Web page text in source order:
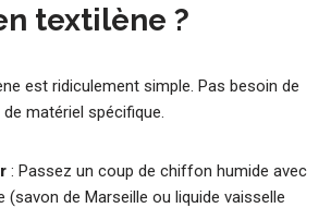
textilène ?
est ridiculement simple. Pas besoin de
matériel spécifique.
: Passez un coup de chiffon humide avec
(savon de Marseille ou liquide vaisselle